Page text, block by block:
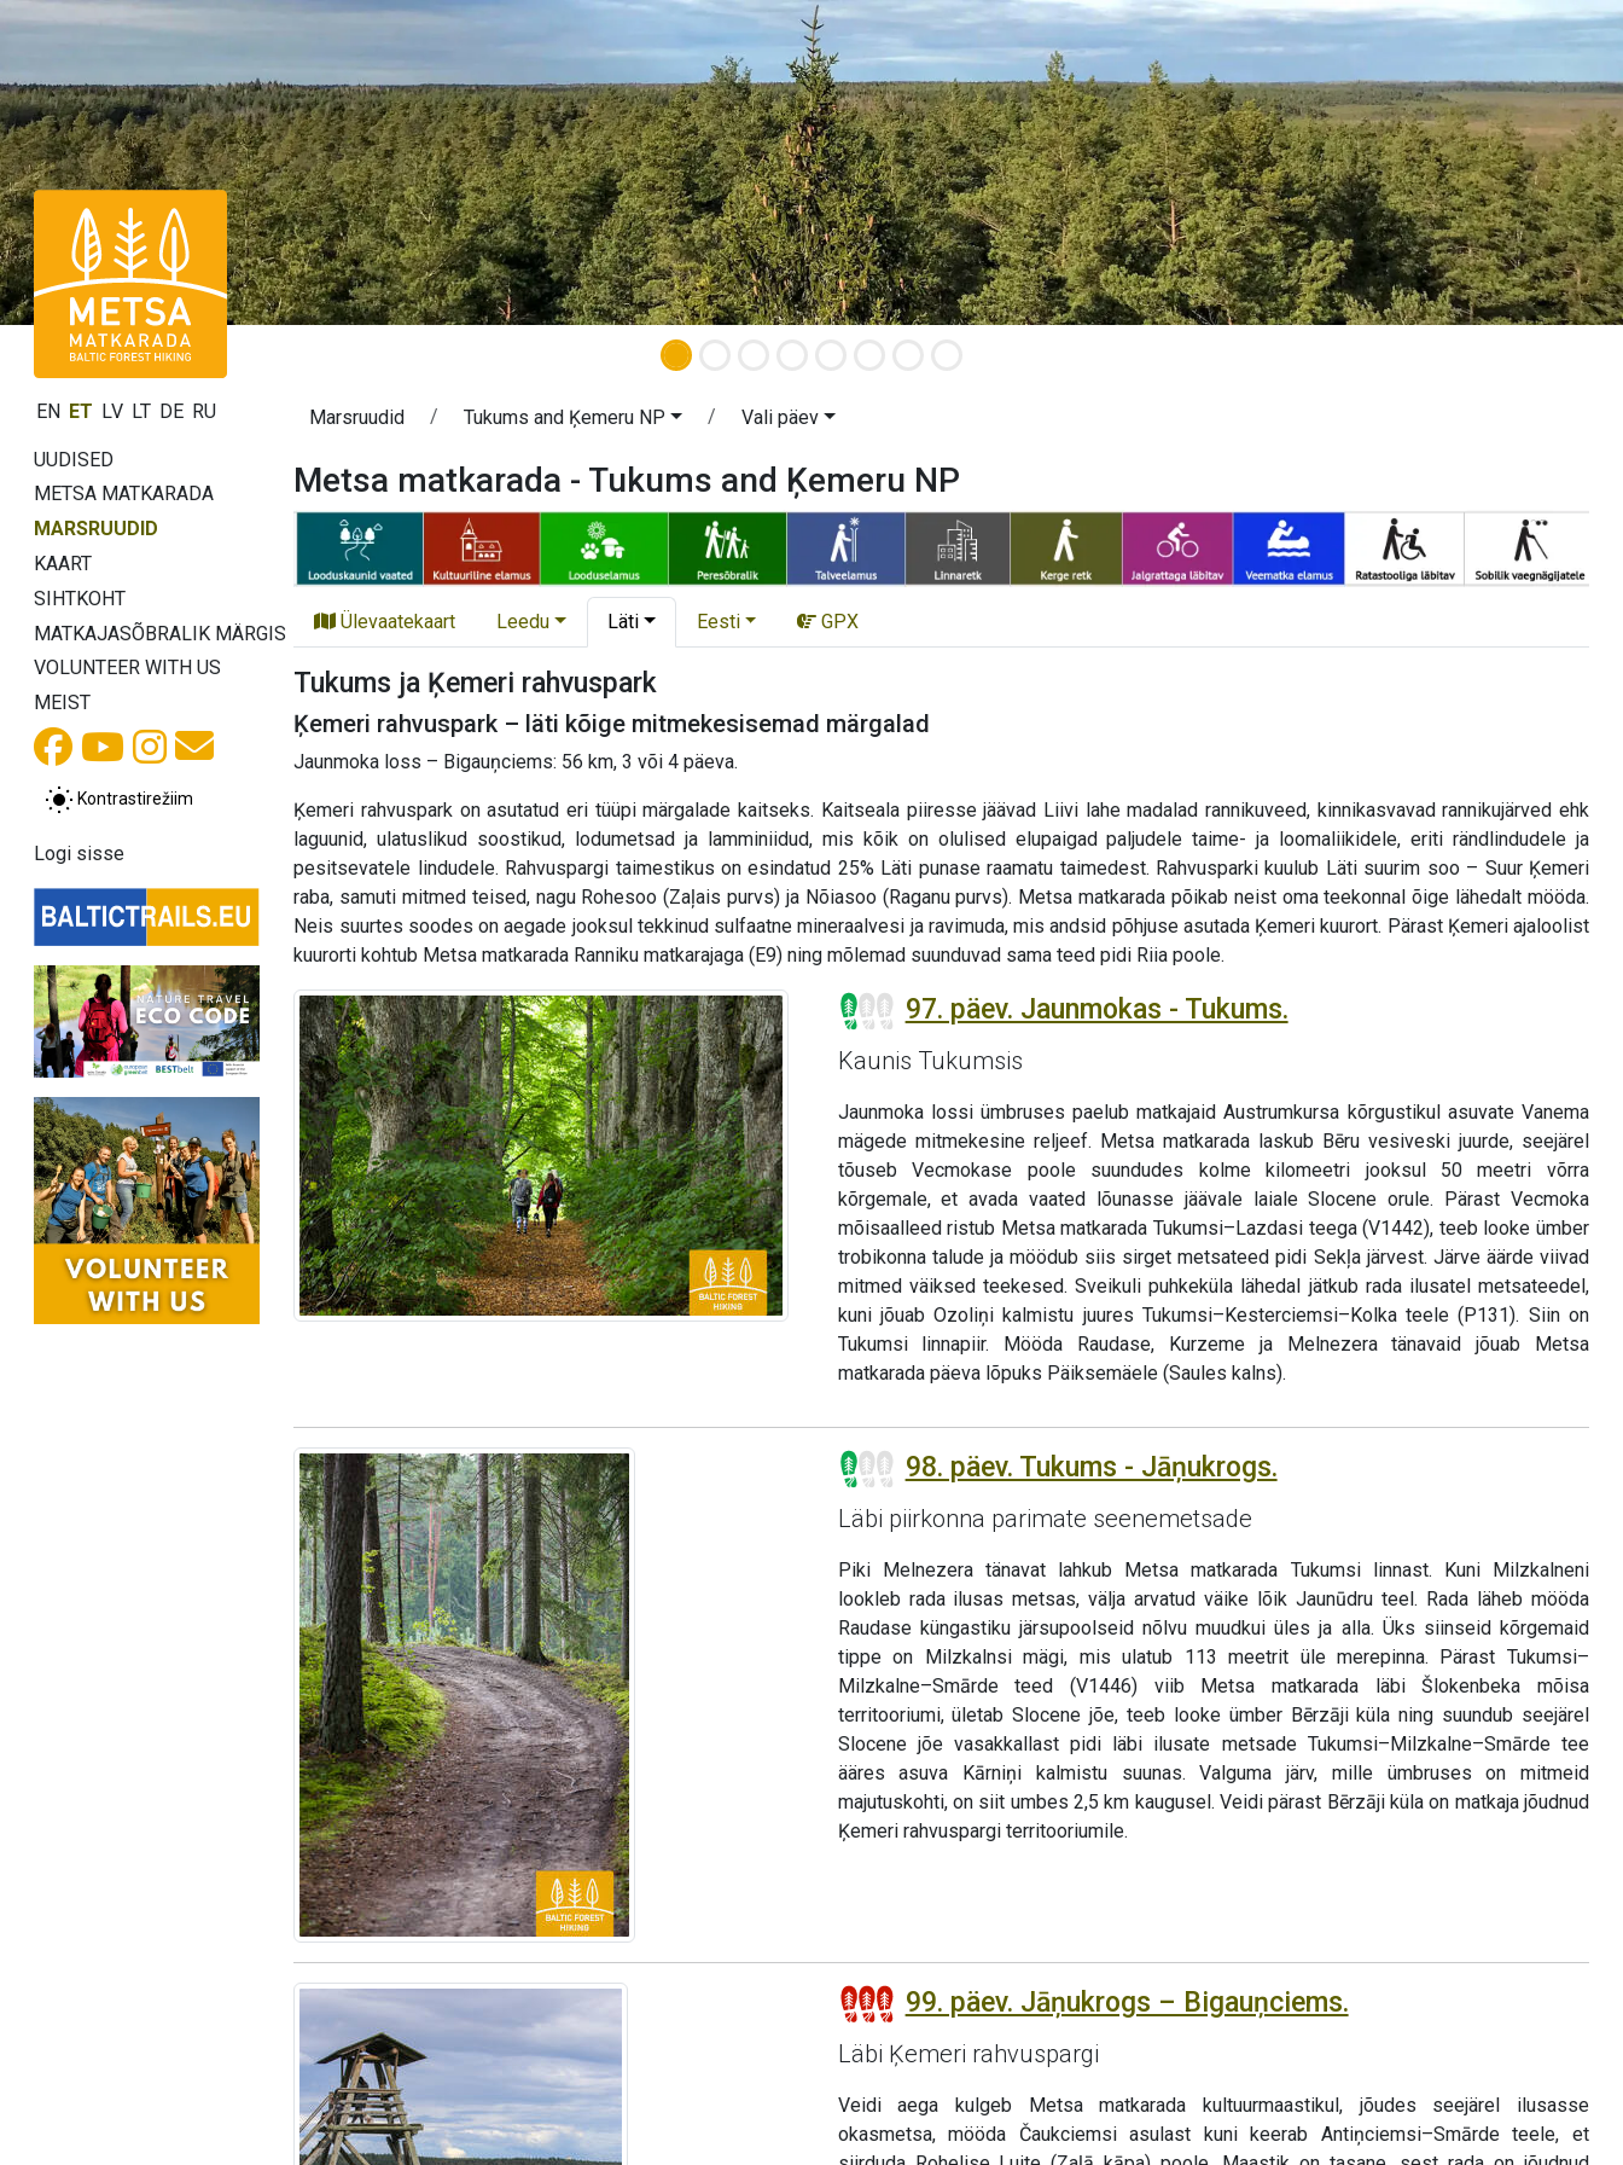
EN ET LV LT DE RU
UUDISED
METSA MATKARADA
MARSRUUDID
KAART
SIHTKOHT
MATKAJASÕBRALIK MÄRGIS
VOLUNTEER WITH US
MEIST
Kontrastirežiim
Logi sisse
Marsruudid Tukums and Ķemeru NP Vali päev
Metsa matkarada - Tukums and Ķemeru NP
Ülevaatekaart Leedu Läti Eesti GPX
Tukums ja Ķemeri rahvuspark
Ķemeri rahvuspark – läti kõige mitmekesisemad märgalad
Jaunmoka loss – Bigauņciems: 56 km, 3 või 4 päeva.
Ķemeri rahvuspark on asutatud eri tüüpi märgalade kaitseks. Kaitseala piiresse jäävad Liivi lahe madalad rannikuveed, kinnikasvavad rannikujärved ehk
laguunid, ulatuslikud soostikud, lodumetsad ja lamminiidud, mis kõik on olulised elupaigad paljudele taime- ja loomaliikidele, eriti rändlindudele ja
pesitsevatele lindudele. Rahvuspargi taimestikus on esindatud 25% Läti punase raamatu taimedest. Rahvusparki kuulub Läti suurim soo – Suur Ķemeri
raba, samuti mitmed teised, nagu Rohesoo (Zaļais purvs) ja Nõiasoo (Raganu purvs). Metsa matkarada põikab neist oma teekonnal õige lähedalt mööda.
Neis suurtes soodes on aegade jooksul tekkinud sulfaatne mineraalvesi ja ravimuda, mis andsid põhjuse asutada Ķemeri kuurort. Pärast Ķemeri ajaloolist
kuurorti kohtub Metsa matkarada Ranniku matkarajaga (E9) ning mõlemad suunduvad sama teed pidi Riia poole.
97. päev. Jaunmokas - Tukums.
Kaunis Tukumsis
Jaunmoka lossi ümbruses paelub matkajaid Austrumkursa kõrgustikul asuvate Vanema
mägede mitmekesine reljeef. Metsa matkarada laskub Bēru vesiveski juurde, seejärel
tõuseb Vecmokase poole suundudes kolme kilomeetri jooksul 50 meetri võrra
kõrgemale, et avada vaated lõunasse jäävale laiale Slocene orule. Pärast Vecmoka
mõisaalleed ristub Metsa matkarada Tukumsi–Lazdasi teega (V1442), teeb looke ümber
trobikonna talude ja möödub siis sirget metsateed pidi Sekļa järvest. Järve äärde viivad
mitmed väiksed teekesed. Sveikuli puhkeküla lähedal jätkub rada ilusatel metsateedel,
kuni jõuab Ozoliņi kalmistu juures Tukumsi–Kesterciemsi–Kolka teele (P131). Siin on
Tukumsi linnapiir. Mööda Raudase, Kurzeme ja Melnezera tänavaid jõuab Metsa
matkarada päeva lõpuks Päiksemäele (Saules kalns).
98. päev. Tukums - Jāņukrogs.
Läbi piirkonna parimate seenemetsade
Piki Melnezera tänavat lahkub Metsa matkarada Tukumsi linnast. Kuni Milzkalneni
lookleb rada ilusas metsas, välja arvatud väike lõik Jaunūdru teel. Rada läheb mööda
Raudase küngastiku järsupoolseid nõlvu muudkui üles ja alla. Üks siinseid kõrgemaid
tippe on Milzkalnsi mägi, mis ulatub 113 meetrit üle merepinna. Pärast Tukumsi–
Milzkalne–Smārde teed (V1446) viib Metsa matkarada läbi Šlokenbeka mõisa
territooriumi, ületab Slocene jõe, teeb looke ümber Bērzāji küla ning suundub seejärel
Slocene jõe vasakkallast pidi läbi ilusate metsade Tukumsi–Milzkalne–Smārde tee
ääres asuva Kārniņi kalmistu suunas. Valguma järv, mille ümbruses on mitmeid
majutuskohti, on siit umbes 2,5 km kaugusel. Veidi pärast Bērzāji küla on matkaja jõudnud
Ķemeri rahvuspargi territooriumile.
99. päev. Jāņukrogs – Bigauņciems.
Läbi Ķemeri rahvuspargi
Veidi aega kulgeb Metsa matkarada kultuurmaastikul, jõudes seejärel ilusasse
okasmetsa, mööda Čaukciemsi asulast kuni keerab Antiņciemsi–Smārde teele, et